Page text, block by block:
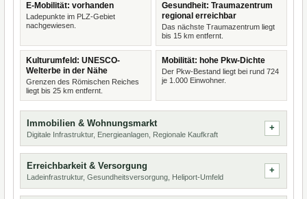
E-Mobilität: vorhanden
Ladepunkte im PLZ-Gebiet
nachgewiesen.
Gesundheit: Traumazentrum
regional erreichbar
Das nächste Traumazentrum liegt
bis 15 km entfernt.
Kulturumfeld: UNESCO-
Welterbe in der Nähe
Grenzen des Römischen Reiches
liegt bis 25 km entfernt.
Mobilität: hohe Pkw-Dichte
Der Pkw-Bestand liegt bei rund 724
je 1.000 Einwohner.
Immobilien & Wohnungsmarkt
Digitale Infrastruktur, Energieanlagen, Regionale Kaufkraft
Erreichbarkeit & Versorgung
Ladeinfrastruktur, Gesundheitsversorgung, Heliport-Umfeld